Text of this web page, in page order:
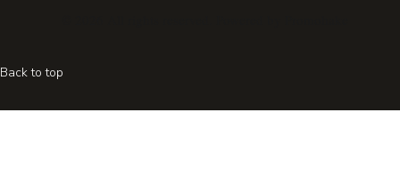
Back to top